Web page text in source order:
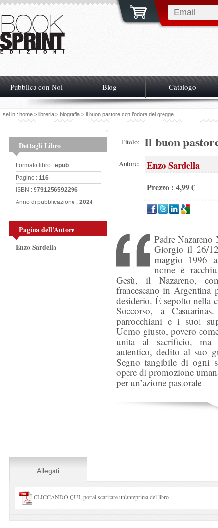
Pubblica con Noi Blog Catalogo
sei in : home > libreria > biografia > il buon pastore con l’odore del gregge
Dettagli Libro
Formato libro : epub
Pagine : 116
ISBN : 9791256592296
Anno di pubblicazione : 2024
Pagina dell’Autore
Enzo Sardella
Titolo: Il buon
Autore: Enzo Sardella
Prezzo : 4,99 €
Padre
Giorgio il 26/
maggio 1996
nome è
Gesù, il Nazareno,
francescano in Argentina
desiderio. È sepolto nella
Soccorso, a
parrocchiani e i suoi
Uomo giusto, povero
unita al sacrificio, ma
autentico, dedito al suo
Segno tangibile di ogni
opere di promozione
per un’azione pastorale
Allegati
CLICCANDO QUI, potrai scaricare un'anteprima del libro